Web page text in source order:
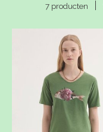
7 producten